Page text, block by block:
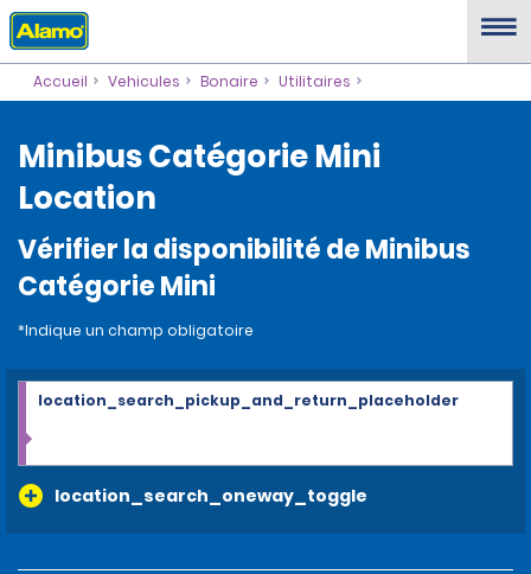
Accueil Vehicules Bonaire Utilitaires
Minibus Catégorie Mini
Location
Vérifier la disponibilité de Minibus
Catégorie Mini
*Indique un champ obligatoire
location_search_oneway_toggle
location_search_pickup_and_return_placeholder